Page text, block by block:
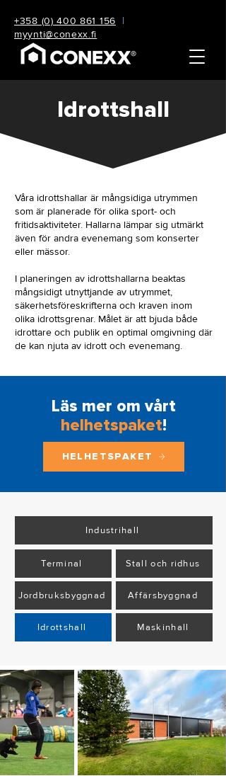
+358 (0) 400 861 156
|
myynti@conexx.fi
Idrottshall
Våra idrottshallar är mångsidiga utrymmen
som är planerade för olika sport- och
fritidsaktiviteter. Hallarna lämpar sig utmärkt
även för andra evenemang som konserter
eller mässor.
I planeringen av idrottshallarna beaktas
mångsidigt utnyttjande av utrymmet,
säkerhetsföreskrifterna och kraven inom
olika idrottsgrenar. Målet är att bjuda både
idrottare och publik en optimal omgivning där
de kan njuta av idrott och evenemang.
Läs mer om vårt
helhetspaket!
HELHETSPAKET
Industrihall
Terminal Stall och ridhus
Jordbruksbyggnad Affärsbyggnad
Idrottshall Maskinhall